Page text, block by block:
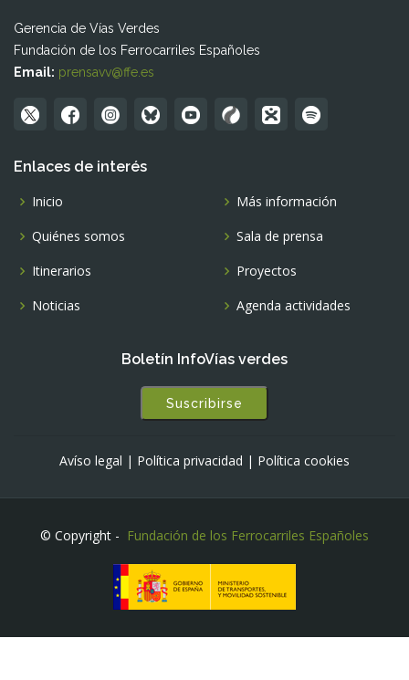
Gerencia de Vías Verdes
Fundación de los Ferrocarriles Españoles
Email: prensavv@ffe.es
Enlaces de interés
Inicio
Quiénes somos
Itinerarios
Noticias
Más información
Sala de prensa
Proyectos
Agenda actividades
Boletín InfoVías verdes
Suscribirse
Avíso legal | Política privacidad | Política cookies
© Copyright - Fundación de los Ferrocarriles Españoles